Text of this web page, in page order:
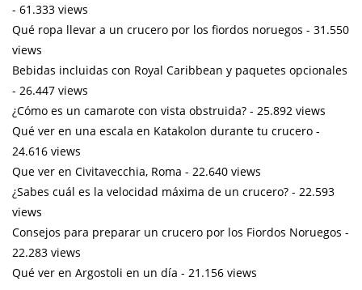
- 61.333 views
Qué ropa llevar a un crucero por los fiordos noruegos - 31.550
views
Bebidas incluidas con Royal Caribbean y paquetes opcionales
- 26.447 views
¿Cómo es un camarote con vista obstruida? - 25.892 views
Qué ver en una escala en Katakolon durante tu crucero -
24.616 views
Que ver en Civitavecchia, Roma - 22.640 views
¿Sabes cuál es la velocidad máxima de un crucero? - 22.593
views
Consejos para preparar un crucero por los Fiordos Noruegos -
22.283 views
Qué ver en Argostoli en un día - 21.156 views